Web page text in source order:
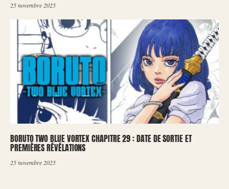
25 novembre 2025
BORUTO TWO BLUE VORTEX CHAPITRE 29 : DATE DE SORTIE ET
PREMIÈRES RÉVÉLATIONS
25 novembre 2025